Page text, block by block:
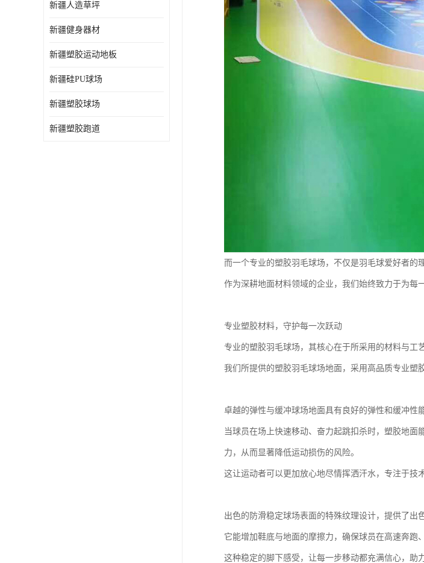
新疆人造草坪
新疆健身器材
新疆塑胶运动地板
新疆硅PU球场
新疆塑胶球场
新疆塑胶跑道
而一个专业的塑胶羽毛球场，不仅是羽毛球爱好者的
作为深耕地面材料领域的企业，我们始终致力于为每
专业塑胶材料，守护每一次跃动
专业的塑胶羽毛球场，其核心在于所采用的材料与工艺
我们所提供的塑胶羽毛球场地面，采用高品质专业塑
卓越的弹性与缓冲球场地面具有良好的弹性和缓冲性能
当球员在场上快速移动、奋力起跳扣杀时，塑胶地
力，从而显著降低运动损伤的风险。
这让运动者可以更加放心地尽情挥洒汗水，专注于技
出色的防滑稳定球场表面的特殊纹理设计，提供了出
它能增加鞋底与地面的摩擦力，确保球员在高速奔跑
这种稳定的脚下感受，让每一步移动都充满信心，助